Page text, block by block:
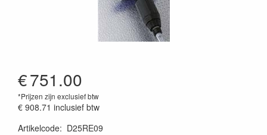
€751.00
*Prijzen zijn exclusief btw
€ 908.71 inclusief btw
Artikelcode: D25RE09